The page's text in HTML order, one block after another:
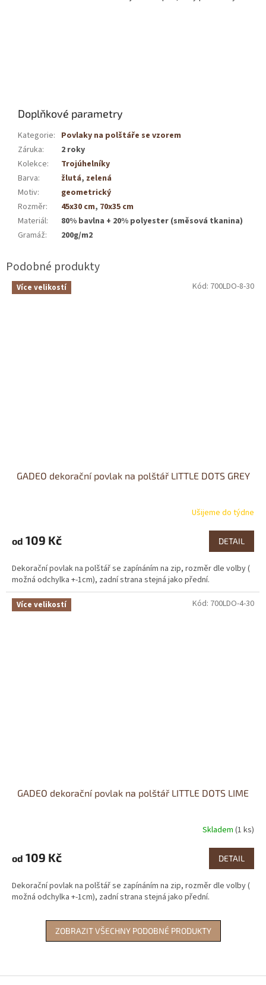
Doplňkové parametry
Kategorie: Povlaky na polštáře se vzorem
Záruka:
2 roky
Kolekce:
Trojúhelníky
Barva: žlutá, zelená
Motiv:
geometrický
Rozměr: 45x30 cm, 70x35 cm
Materiál:
80% bavlna + 20% polyester (směsová tkanina)
Gramáž: 200g/m2
Více velikostí
GADEO dekorační povlak na polštář LITTLE DOTS GREY
Ušijeme do týdne
od 109 Kč DETAIL
Dekorační povlak na polštář se zapínáním na zip, rozměr dle volby (
možná odchylka +-1cm), zadní strana stejná jako přední.
Kód: 700LDO-8-30
Více velikostí
GADEO dekorační povlak na polštář LITTLE DOTS LIME
produktu
je
z
5
Skladem(1 ks)
od 109 Kč DETAIL
Dekorační povlak na polštář se zapínáním na zip, rozměr dle volby (
možná odchylka +-1cm), zadní strana stejná jako přední.
Kód: 700LDO-4-30
ZOBRAZIT VŠECHNY PODOBNÉ PRODUKTY